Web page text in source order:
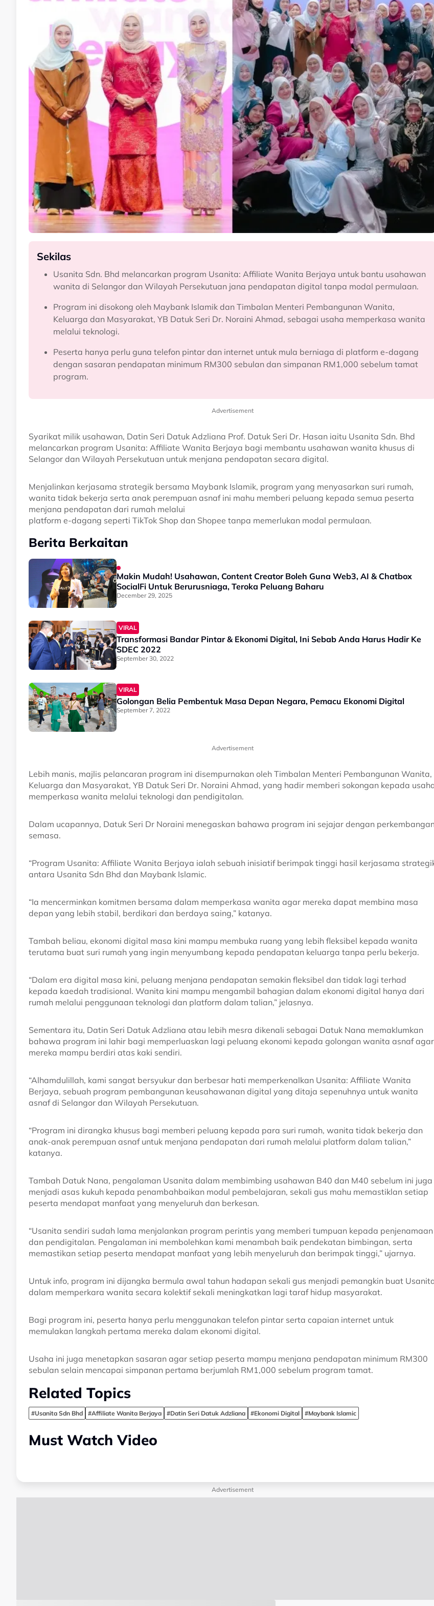
Sekilas
Usanita Sdn. Bhd melancarkan program Usanita: Affiliate Wanita Berjaya untuk bantu usahawan
wanita di Selangor dan Wilayah Persekutuan jana pendapatan digital tanpa modal permulaan.
Program ini disokong oleh Maybank Islamik dan Timbalan Menteri Pembangunan Wanita,
Keluarga dan Masyarakat, YB Datuk Seri Dr. Noraini Ahmad, sebagai usaha memperkasa wanita
melalui teknologi.
Peserta hanya perlu guna telefon pintar dan internet untuk mula berniaga di platform e-dagang
dengan sasaran pendapatan minimum RM300 sebulan dan simpanan RM1,000 sebelum tamat
program.
Advertisement
Syarikat milik usahawan, Datin Seri Datuk Adzliana Prof. Datuk Seri Dr. Hasan iaitu Usanita Sdn. Bhd
melancarkan program Usanita: Affiliate Wanita Berjaya bagi membantu usahawan wanita khusus di
Selangor dan Wilayah Persekutuan untuk menjana pendapatan secara digital.
Menjalinkan kerjasama strategik bersama Maybank Islamik, program yang menyasarkan suri rumah,
wanita tidak bekerja serta anak perempuan asnaf ini mahu memberi peluang kepada semua peserta
menjana pendapatan dari rumah melalui
platform e-dagang seperti TikTok Shop dan Shopee tanpa memerlukan modal permulaan.
Berita Berkaitan
Makin Mudah! Usahawan, Content Creator Boleh Guna Web3, AI & Chatbox
SocialFi Untuk Berurusniaga, Teroka Peluang Baharu
December 29, 2025
VIRAL
Transformasi Bandar Pintar & Ekonomi Digital, Ini Sebab Anda Harus Hadir Ke
SDEC 2022
September 30, 2022
VIRAL
Golongan Belia Pembentuk Masa Depan Negara, Pemacu Ekonomi Digital
September 7, 2022
Advertisement
Lebih manis, majlis pelancaran program ini disempurnakan oleh Timbalan Menteri Pembangunan Wanita,
Keluarga dan Masyarakat, YB Datuk Seri Dr. Noraini Ahmad, yang hadir memberi sokongan kepada
memperkasa wanita melalui teknologi dan pendigitalan.
Dalam ucapannya, Datuk Seri Dr Noraini menegaskan bahawa program ini sejajar dengan
semasa.
“Program Usanita: Affiliate Wanita Berjaya ialah sebuah inisiatif berimpak tinggi hasil kerjasama
antara Usanita Sdn Bhd dan Maybank Islamic.
“Ia mencerminkan komitmen bersama dalam memperkasa wanita agar mereka dapat membina masa
depan yang lebih stabil, berdikari dan berdaya saing,” katanya.
Tambah beliau, ekonomi digital masa kini mampu membuka ruang yang lebih fleksibel kepada wanita
terutama buat suri rumah yang ingin menyumbang kepada pendapatan keluarga tanpa perlu bekerja.
“Dalam era digital masa kini, peluang menjana pendapatan semakin fleksibel dan tidak lagi terhad
kepada kaedah tradisional. Wanita kini mampu mengambil bahagian dalam ekonomi digital hanya dari
rumah melalui penggunaan teknologi dan platform dalam talian,” jelasnya.
Sementara itu, Datin Seri Datuk Adzliana atau lebih mesra dikenali sebagai Datuk Nana memaklumkan
bahawa program ini lahir bagi memperluaskan lagi peluang ekonomi kepada golongan wanita asnaf agar
mereka mampu berdiri atas kaki sendiri.
“Alhamdulillah, kami sangat bersyukur dan berbesar hati memperkenalkan Usanita: Affiliate Wanita
Berjaya, sebuah program pembangunan keusahawanan digital yang ditaja sepenuhnya untuk wanita
asnaf di Selangor dan Wilayah Persekutuan.
“Program ini dirangka khusus bagi memberi peluang kepada para suri rumah, wanita tidak bekerja dan
anak-anak perempuan asnaf untuk menjana pendapatan dari rumah melalui platform dalam talian,”
katanya.
Tambah Datuk Nana, pengalaman Usanita dalam membimbing usahawan B40 dan M40 sebelum ini juga
menjadi asas kukuh kepada penambahbaikan modul pembelajaran, sekali gus mahu memastiklan setiap
peserta mendapat manfaat yang menyeluruh dan berkesan.
“Usanita sendiri sudah lama menjalankan program perintis yang memberi tumpuan kepada penjenamaan
dan pendigitalan. Pengalaman ini membolehkan kami menambah baik pendekatan bimbingan, serta
memastikan setiap peserta mendapat manfaat yang lebih menyeluruh dan berimpak tinggi,” ujarnya.
Untuk info, program ini dijangka bermula awal tahun hadapan sekali gus menjadi pemangkin buat
dalam memperkara wanita secara kolektif sekali meningkatkan lagi taraf hidup masyarakat.
Bagi program ini, peserta hanya perlu menggunakan telefon pintar serta capaian internet untuk
memulakan langkah pertama mereka dalam ekonomi digital.
Usaha ini juga menetapkan sasaran agar setiap peserta mampu menjana pendapatan minimum RM300
sebulan selain mencapai simpanan pertama berjumlah RM1,000 sebelum program tamat.
Related Topics
#Usanita Sdn Bhd #Affiliate Wanita Berjaya #Datin Seri Datuk Adzliana #Ekonomi Digital #Maybank Islamic
Must Watch Video
Advertisement